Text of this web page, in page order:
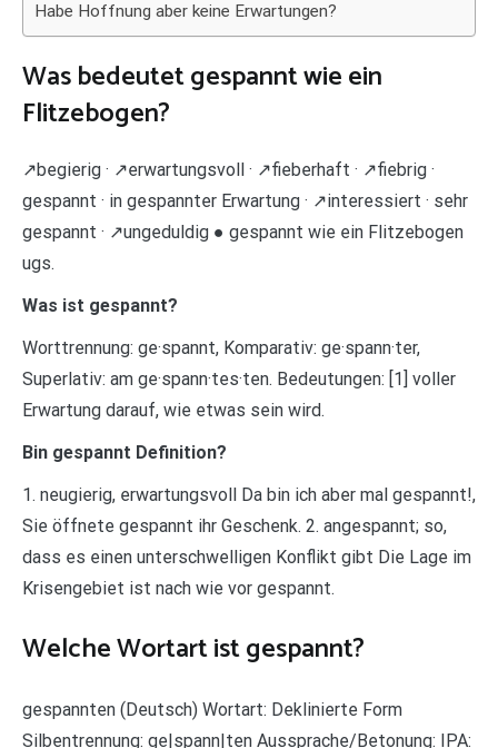
Habe Hoffnung aber keine Erwartungen?
Was bedeutet gespannt wie ein
Flitzebogen?
↗begierig · ↗erwartungsvoll · ↗fieberhaft · ↗fiebrig ·
gespannt · in gespannter Erwartung · ↗interessiert · sehr
gespannt · ↗ungeduldig ● gespannt wie ein Flitzebogen
ugs.
Was ist gespannt?
Worttrennung: ge·spannt, Komparativ: ge·spann·ter,
Superlativ: am ge·spann·tes·ten. Bedeutungen: [1] voller
Erwartung darauf, wie etwas sein wird.
Bin gespannt Definition?
1. neugierig, erwartungsvoll Da bin ich aber mal gespannt!,
Sie öffnete gespannt ihr Geschenk. 2. angespannt; so,
dass es einen unterschwelligen Konflikt gibt Die Lage im
Krisengebiet ist nach wie vor gespannt.
Welche Wortart ist gespannt?
gespannten (Deutsch) Wortart: Deklinierte Form
Silbentrennung: ge|spann|ten Aussprache/Betonung: IPA: